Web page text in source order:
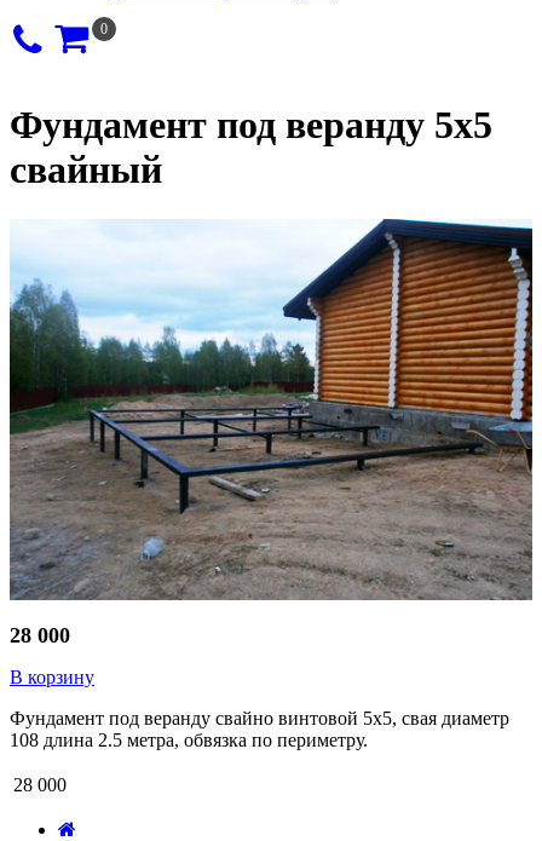
0
Фундамент под веранду 5х5
свайный
28 000
В корзину
Фундамент под веранду свайно винтовой 5х5, свая диаметр
108 длина 2.5 метра, обвязка по периметру.
28 000